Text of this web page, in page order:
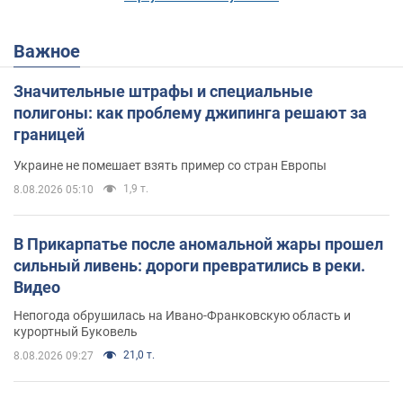
Важное
Значительные штрафы и специальные
полигоны: как проблему джипинга решают за
границей
Украине не помешает взять пример со стран Европы
8.08.2026 05:10 1,9 т.
В Прикарпатье после аномальной жары прошел
сильный ливень: дороги превратились в реки.
Видео
Непогода обрушилась на Ивано-Франковскую область и
курортный Буковель
8.08.2026 09:27 21,0 т.